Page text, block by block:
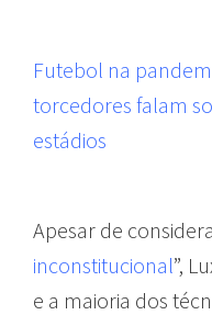
Futebol na
torcedores falam
estádios
Apesar de
inconstitucional”,
e a maioria dos